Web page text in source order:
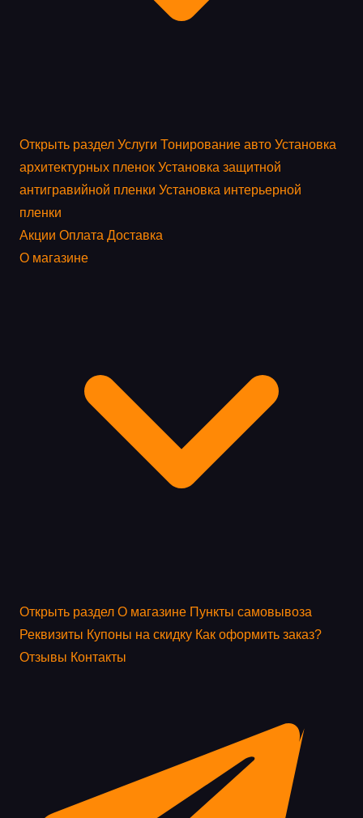
Открыть раздел Услуги Тонирование авто Установка
архитектурных пленок Установка защитной
антигравийной пленки Установка интерьерной
пленки
Акции Оплата Доставка
О магазине
Открыть раздел О магазине Пункты самовывоза
Реквизиты Купоны на скидку Как оформить заказ?
Отзывы Контакты